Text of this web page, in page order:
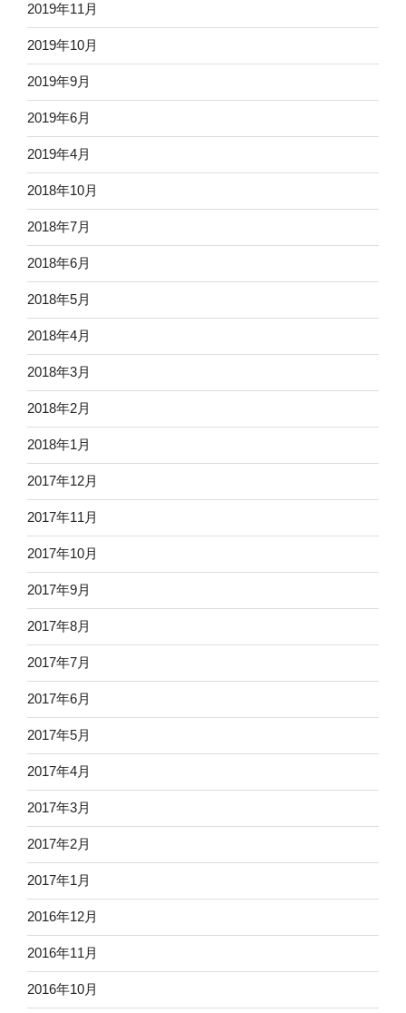
2019年11月
2019年10月
2019年9月
2019年6月
2019年4月
2018年10月
2018年7月
2018年6月
2018年5月
2018年4月
2018年3月
2018年2月
2018年1月
2017年12月
2017年11月
2017年10月
2017年9月
2017年8月
2017年7月
2017年6月
2017年5月
2017年4月
2017年3月
2017年2月
2017年1月
2016年12月
2016年11月
2016年10月